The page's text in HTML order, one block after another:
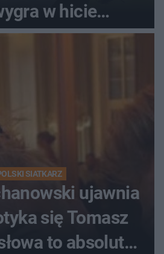
w hicie
SIATKARZ
ujawnia
się Tomasz
to absolutny